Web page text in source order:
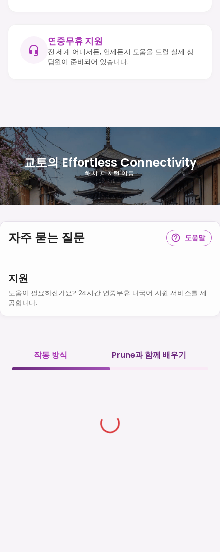
연중무휴 지원
전 세계 어디서든, 언제든지 도움을 드릴 실제 상
담원이 준비되어 있습니다.
교토의 Effortless Connectivity
해시. 디지털 이동.
자주 묻는 질문 도움말
지원
도움이 필요하신가요? 24시간 연중무휴 다국어 지원 서비스를 제
공합니다.
작동 방식 Prune과 함께 배우기